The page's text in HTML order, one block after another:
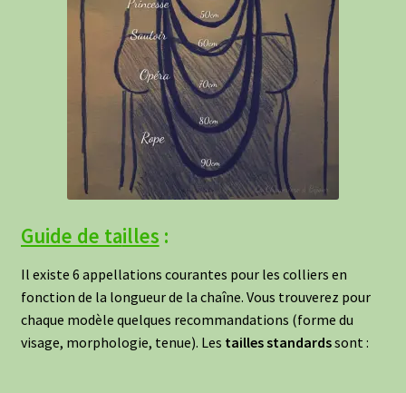
Guide de tailles :
Il existe 6 appellations courantes pour les colliers en
fonction de la longueur de la chaîne. Vous trouverez pour
chaque modèle quelques recommandations (forme du
visage, morphologie, tenue). Les tailles standardssont :